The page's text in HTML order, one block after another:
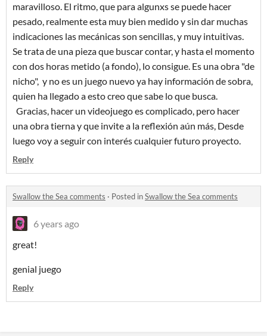
maravilloso. El ritmo, que para algunxs se puede hacer
pesado, realmente esta muy bien medido y sin dar muchas
indicaciones las mecánicas son sencillas, y muy intuitivas.
Se trata de una pieza que buscar contar, y hasta el momento
con dos horas metido (a fondo), lo consigue. Es una obra "de
nicho", y no es un juego nuevo ya hay información de sobra,
quien ha llegado a esto creo que sabe lo que busca.
Gracias, hacer un videojuego es complicado, pero hacer
una obra tierna y que invite a la reflexión aún más, Desde
luego voy a seguir con interés cualquier futuro proyecto.
Reply
Swallow the Sea comments · Posted inSwallow the Sea comments
6 years ago
great!
genial juego
Reply